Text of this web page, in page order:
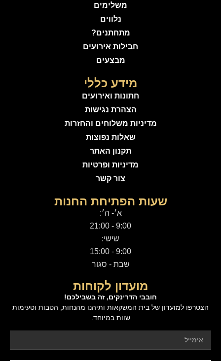
משלימים
נלווים
מתחתנים?
חבילות אירועים
מבצעים
מידע כללי
חתונות ואירועים
הצהרת נגישות
מדיניות משלוחים והחזרות
שאלות נפוצות
תקנון האתר
מדיניות ופרטיות
צור קשר
שעות הפתיחת החנות
א׳- ה׳:
9:00 - 21:00
שישי:
9:00 - 15:00
שבת - סגור
מועדון לקוחות
חובבי הדרינקים, זה בשבילכם!
הצטרפו למועדון של בית המשקאות ותיהנו מהנחות, הטבות וטעימות
שוות במיוחד.